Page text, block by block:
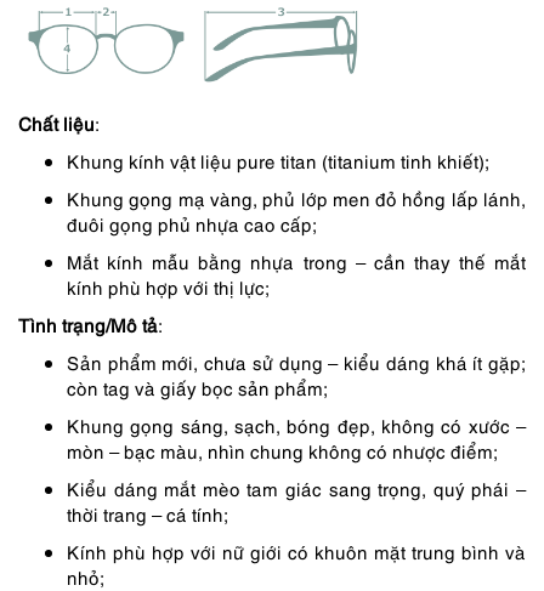
Chất liệu:
Khung kính vật liệu pure titan (titanium tinh khiết);
Khung gọng mạ vàng, phủ lớp men đỏ hồng lấp lánh,
đuôi gọng phủ nhựa cao cấp;
Mắt kính mẫu bằng nhựa trong – cần thay thế mắt
kính phù hợp với thị lực;
Tình trạng/Mô tả:
Sản phẩm mới, chưa sử dụng – kiểu dáng khá ít gặp;
còn tag và giấy bọc sản phẩm;
Khung gọng sáng, sạch, bóng đẹp, không có xước –
mòn – bạc màu, nhìn chung không có nhược điểm;
Kiểu dáng mắt mèo tam giác sang trọng, quý phái –
thời trang – cá tính;
Kính phù hợp với nữ giới có khuôn mặt trung bình và
nhỏ;